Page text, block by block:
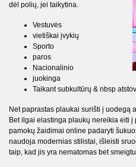
dėl polių, jei taikytina.
Vestuvės
vietiškai įvykių
Sporto
paros
Nacionalinio
juokinga
Taikant subkultūrų & nbsp
Net paprastas plaukai surišti į uodegą
Bet ilgai elastinga plaukų nereikia eiti į
pamokų žaidimai online padaryti
naudoja modernias stilistai, išleisti
taip, kad jis yra nematomas bet